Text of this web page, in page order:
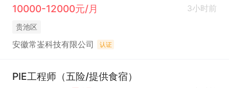
10000-12000元/月
3小时前
贵池区
安徽常崟科技有限公司 认证
PIE工程师（五险/提供食宿）